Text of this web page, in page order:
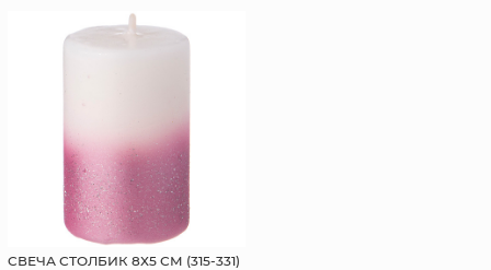
CВЕЧА СТОЛБИК 8Х5 СМ (315-331)